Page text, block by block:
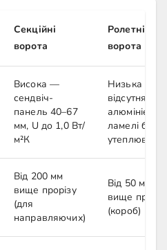
Секційні
ворота
Ролетні
ворота
Висока —
сендвіч-
панель 40–67
мм, U до 1,0 Вт/
м²К
Низька або
відсутня —
алюмінієві
ламелі без
утеплювача
Від 200 мм
вище прорізу
(для
направляючих)
Від 50 мм
вище
(короб)